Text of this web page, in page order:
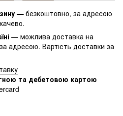
— безкоштовно, за адресою
— можлива доставка на
адресою. Вартість доставки за
та дебетовою картою